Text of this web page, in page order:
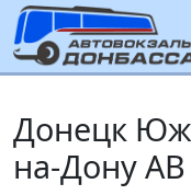
Донецк
на-Дону